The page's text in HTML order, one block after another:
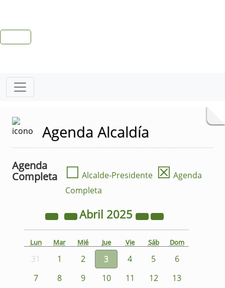
Agenda Alcaldía
Agenda
Completa
☐ Alcalde-Presidente ☒ Agenda
Completa
Abril 2025
Lun Mar Mié Jue Vie Sáb Dom
31 1 2 3 4 5
6
7
8 9 10 11 12
13